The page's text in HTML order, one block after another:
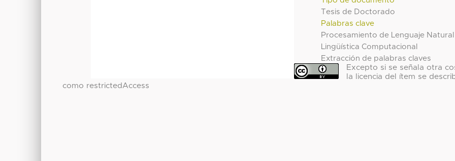
Tesis de Doctorado
Palabras clave
Procesamiento de Lenguaje Natural
Lingüística Computacional
Extracción de palabras claves
Excepto si se señala otra
la licencia del ítem se
como restrictedAccess